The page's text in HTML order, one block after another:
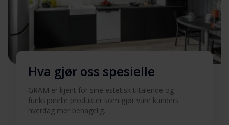
Hva gjør oss spesielle
GRAM er kjent for sine estetisk tiltalende og
funksjonelle produkter som gjør våre kunders
hverdag mer behagelig.